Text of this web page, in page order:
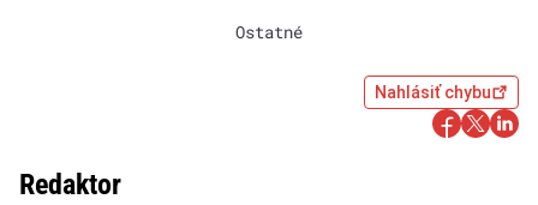
Ostatné
Nahlásiť chybu
Redaktor